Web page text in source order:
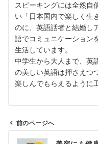
スピーキングには全然自
い「日本国内で楽しく生
のに、英語話者と結婚し
語でコミュニケーション
生活しています。
中学生から大人まで、英
の美しい英語は押さえつ
楽しんでもらえるように
前のページへ